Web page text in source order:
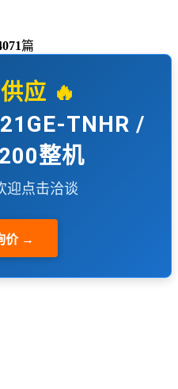
篇
应 🔥
TNHR /
整机
迎点击洽谈
价 →